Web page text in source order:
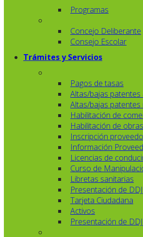
Programas
Concejo Deliberante
Consejo Escolar
Trámites y Servicios
Pagos de tasas
Altas/bajas
Altas/bajas
Habilitación de
Habilitación de obras
Inscripción
Información
Licencias de
Curso de
Libretas sanitarias
Presentación de
Tarjeta Ciudadana
Activos
Presentación de